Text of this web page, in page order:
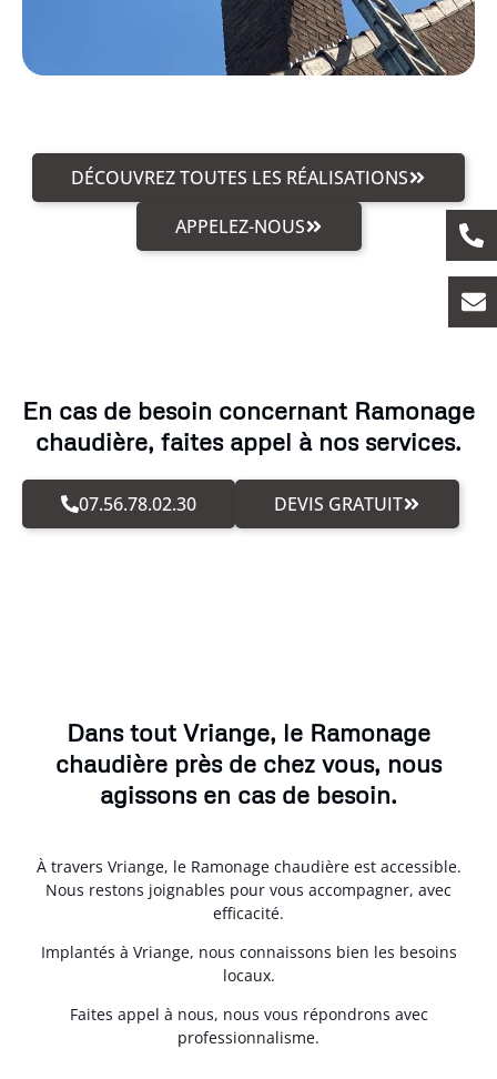
DÉCOUVREZ TOUTES LES RÉALISATIONS
APPELEZ-NOUS
En cas de besoin concernant Ramonage
chaudière, faites appel à nos services.
07.56.78.02.30 DEVIS GRATUIT
Dans tout Vriange, le Ramonage
chaudière près de chez vous, nous
agissons en cas de besoin.
À travers Vriange, le Ramonage chaudière est accessible.
Nous restons joignables pour vous accompagner, avec
efficacité.
Implantés à Vriange, nous connaissons bien les besoins
locaux.
Faites appel à nous, nous vous répondrons avec
professionnalisme.